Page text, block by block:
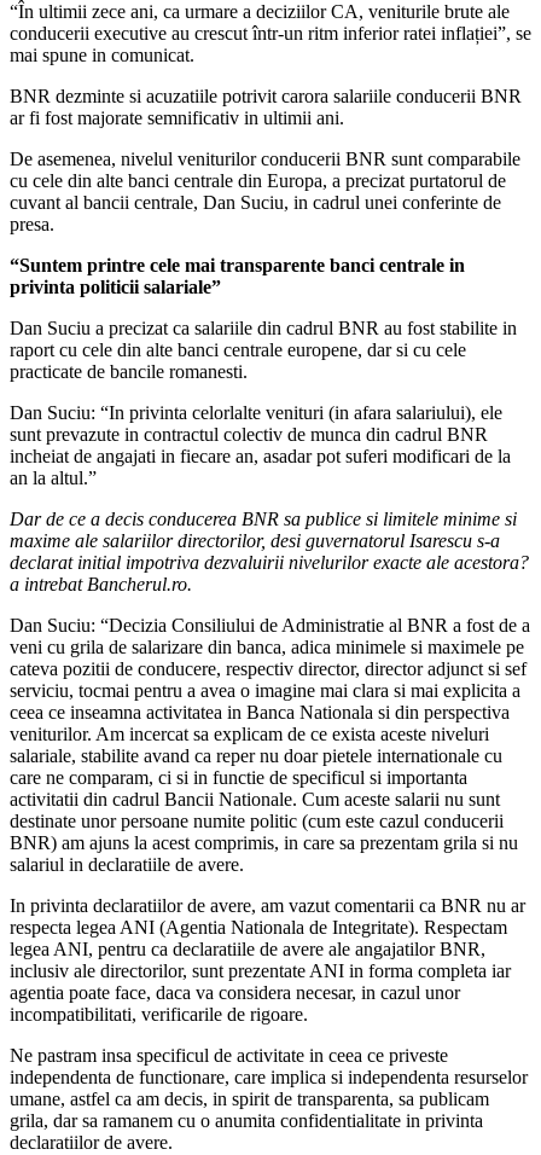
“În ultimii zece ani, ca urmare a deciziilor CA, veniturile brute ale
conducerii executive au crescut într-un ritm inferior ratei inflației”, se
mai spune in comunicat.
BNR dezminte si acuzatiile potrivit carora salariile conducerii BNR
ar fi fost majorate semnificativ in ultimii ani.
De asemenea, nivelul veniturilor conducerii BNR sunt comparabile
cu cele din alte banci centrale din Europa, a precizat purtatorul de
cuvant al bancii centrale, Dan Suciu, in cadrul unei conferinte de
presa.
“Suntem printre cele mai transparente banci centrale in
privinta politicii salariale”
Dan Suciu a precizat ca salariile din cadrul BNR au fost stabilite in
raport cu cele din alte banci centrale europene, dar si cu cele
practicate de bancile romanesti.
Dan Suciu: “In privinta celorlalte venituri (in afara salariului), ele
sunt prevazute in contractul colectiv de munca din cadrul BNR
incheiat de angajati in fiecare an, asadar pot suferi modificari de la
an la altul.”
Dar de ce a decis conducerea BNR sa publice si limitele minime si
maxime ale salariilor directorilor, desi guvernatorul Isarescu s-a
declarat initial impotriva dezvaluirii nivelurilor exacte ale acestora?
a intrebat Bancherul.ro.
Dan Suciu: “Decizia Consiliului de Administratie al BNR a fost de a
veni cu grila de salarizare din banca, adica minimele si maximele pe
cateva pozitii de conducere, respectiv director, director adjunct si sef
serviciu, tocmai pentru a avea o imagine mai clara si mai explicita a
ceea ce inseamna activitatea in Banca Nationala si din perspectiva
veniturilor. Am incercat sa explicam de ce exista aceste niveluri
salariale, stabilite avand ca reper nu doar pietele internationale cu
care ne comparam, ci si in functie de specificul si importanta
activitatii din cadrul Bancii Nationale. Cum aceste salarii nu sunt
destinate unor persoane numite politic (cum este cazul conducerii
BNR) am ajuns la acest comprimis, in care sa prezentam grila si nu
salariul in declaratiile de avere.
In privinta declaratiilor de avere, am vazut comentarii ca BNR nu ar
respecta legea ANI (Agentia Nationala de Integritate). Respectam
legea ANI, pentru ca declaratiile de avere ale angajatilor BNR,
inclusiv ale directorilor, sunt prezentate ANI in forma completa iar
agentia poate face, daca va considera necesar, in cazul unor
incompatibilitati, verificarile de rigoare.
Ne pastram insa specificul de activitate in ceea ce priveste
independenta de functionare, care implica si independenta resurselor
umane, astfel ca am decis, in spirit de transparenta, sa publicam
grila, dar sa ramanem cu o anumita confidentialitate in privinta
declaratiilor de avere.